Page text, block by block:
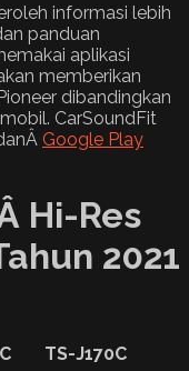
informasi lebih
panduan
aplikasi
memberikan
dibandingkan
CarSoundFit
Google Play
Hi-Res
2021
TS-J170C